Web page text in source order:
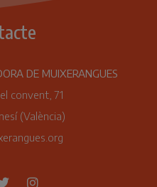
DE MUIXERANGUES
convent, 71
(València)